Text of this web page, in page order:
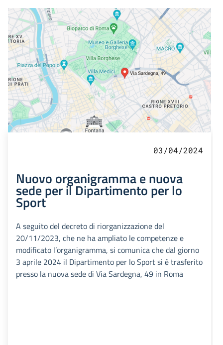
03/04/2024
Nuovo organigramma e nuova
sede per il Dipartimento per lo
Sport
A seguito del decreto di riorganizzazione del
20/11/2023, che ne ha ampliato le competenze e
modificato l’organigramma, si comunica che dal giorno
3 aprile 2024 il Dipartimento per lo Sport si è trasferito
presso la nuova sede di Via Sardegna, 49 in Roma